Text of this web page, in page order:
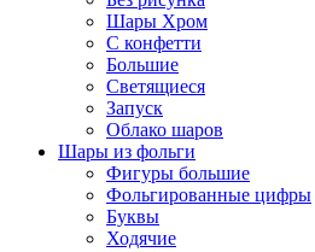
Шары Хром
C конфетти
Большие
Светящиеся
Запуск
Облако шаров
Шары из фольги
Фигуры большие
Фольгированные цифры
Буквы
Ходячие